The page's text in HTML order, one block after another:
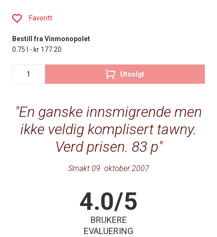
En ganske innsmigrende men
ikke veldig komplisert tawny.
Verd prisen. 83 p
Smakt 09. oktober 2007
4.0/5
BRUKERE
EVALUERING
Favoritt
Bestill fra Vinmonopolet
0.75 l - kr 177.20
Utsolgt